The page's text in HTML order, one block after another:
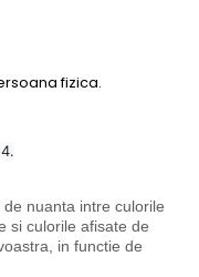
fizica.
nuanta intre culorile
si culorile afisate de
in functie de